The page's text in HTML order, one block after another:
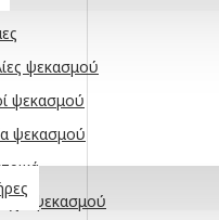
ψεκασμού
ψεκασμού
ψεκασμού
ψεκασμού